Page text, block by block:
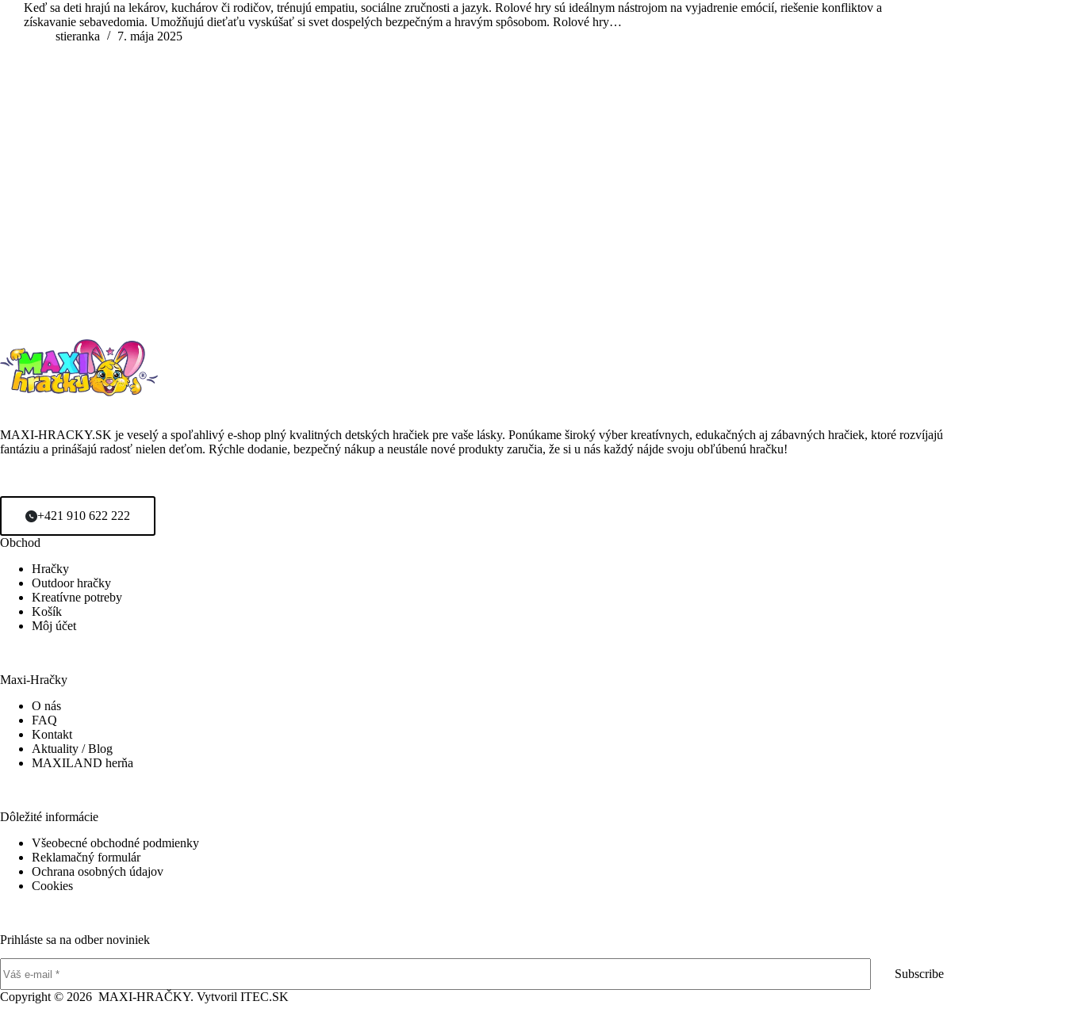
Keď sa deti hrajú na lekárov, kuchárov či rodičov, trénujú empatiu, sociálne zručnosti a jazyk. Rolové hry sú ideálnym nástrojom na vyjadrenie emócií, riešenie konfliktov a
získavanie sebavedomia. Umožňujú dieťaťu vyskúšať si svet dospelých bezpečným a hravým spôsobom. Rolové hry…
stieranka
7. mája 2025
MAXI-HRACKY.SK je veselý a spoľahlivý e-shop plný kvalitných detských hračiek pre vaše lásky. Ponúkame široký výber kreatívnych, edukačných aj zábavných hračiek, ktoré rozvíjajú
fantáziu a prinášajú radosť nielen deťom. Rýchle dodanie, bezpečný nákup a neustále nové produkty zaručia, že si u nás každý nájde svoju obľúbenú hračku!
+421 910 622 222
Obchod
Hračky
Outdoor hračky
Kreatívne potreby
Košík
Môj účet
Maxi-Hračky
O nás
FAQ
Kontakt
Aktuality / Blog
MAXILAND herňa
Dôležité informácie
Všeobecné obchodné podmienky
Reklamačný formulár
Ochrana osobných údajov
Cookies
Prihláste sa na odber noviniek
Subscribe
Copyright © 2026 MAXI-HRAČKY. Vytvoril ITEC.SK